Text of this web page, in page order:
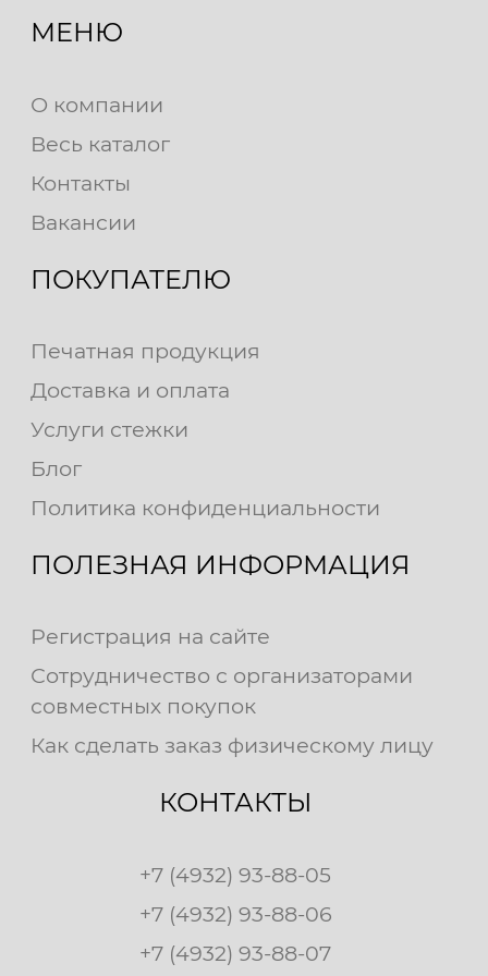
МЕНЮ
О компании
Весь каталог
Контакты
Вакансии
ПОКУПАТЕЛЮ
Печатная продукция
Доставка и оплата
Услуги стежки
Блог
Политика конфиденциальности
ПОЛЕЗНАЯ ИНФОРМАЦИЯ
Регистрация на сайте
Сотрудничество с организаторами
совместных покупок
Как сделать заказ физическому лицу
КОНТАКТЫ
+7 (4932) 93-88-05
+7 (4932) 93-88-06
+7 (4932) 93-88-07